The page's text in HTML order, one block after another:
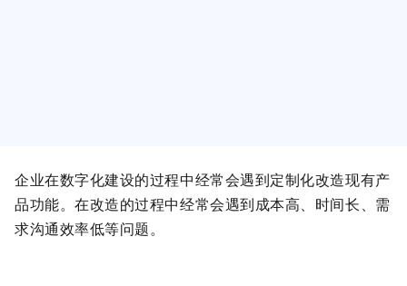
企业在数字化建设的过程中经常会遇到定制化改造现有产
品功能。在改造的过程中经常会遇到成本高、时间长、需
求沟通效率低等问题。